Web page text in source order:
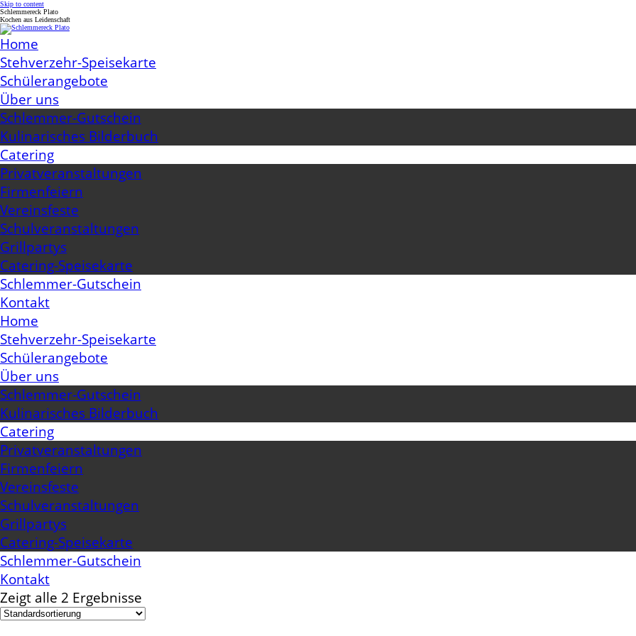
Skip to content
Schlemmereck Plato
Kochen aus Leidenschaft
Home
Stehverzehr-Speisekarte
Schülerangebote
Über uns
Schlemmer-Gutschein
Kulinarisches Bilderbuch
Catering
Privatveranstaltungen
Firmenfeiern
Vereinsfeste
Schulveranstaltungen
Grillpartys
Catering-Speisekarte
Schlemmer-Gutschein
Kontakt
Home
Stehverzehr-Speisekarte
Schülerangebote
Über uns
Schlemmer-Gutschein
Kulinarisches Bilderbuch
Catering
Privatveranstaltungen
Firmenfeiern
Vereinsfeste
Schulveranstaltungen
Grillpartys
Catering-Speisekarte
Schlemmer-Gutschein
Kontakt
Zeigt alle 2 Ergebnisse